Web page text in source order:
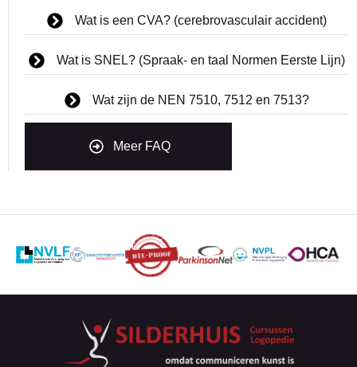
Wat is een CVA? (cerebrovasculair accident)
Wat is SNEL? (Spraak- en taal Normen Eerste Lijn)
Wat zijn de NEN 7510, 7512 en 7513?
Meer FAQ